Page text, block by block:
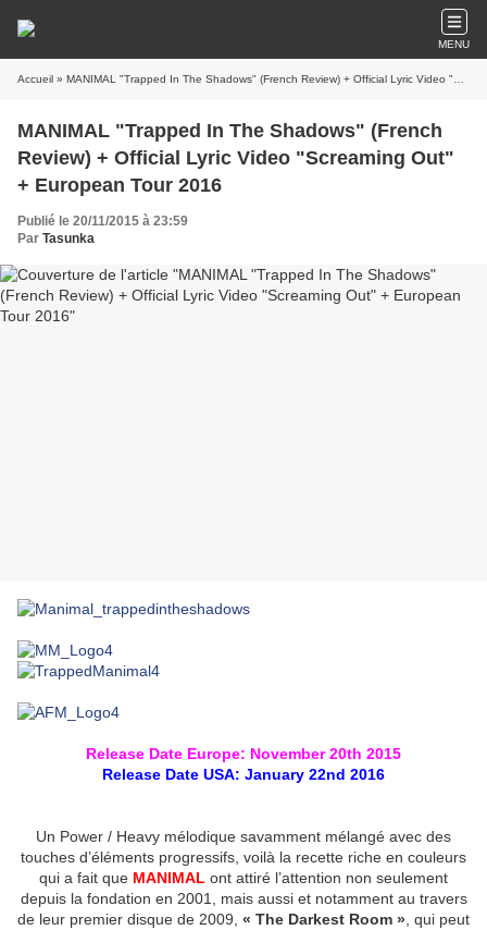
MENU
Accueil » MANIMAL "Trapped In The Shadows" (French Review) + Official Lyric Video "Screaming Out" + European Tour 2016
MANIMAL "Trapped In The Shadows" (French
Review) + Official Lyric Video "Screaming Out"
+ European Tour 2016
Publié le 20/11/2015 à 23:59
Par Tasunka
Release Date Europe: November 20th 2015
Release Date USA: January 22nd 2016
Un Power / Heavy mélodique savamment mélangé avec des
touches d’éléments progressifs, voilà la recette riche en couleurs
qui a fait que MANIMAL ont attiré l’attention non seulement
depuis la fondation en 2001, mais aussi et notamment au travers
de leur premier disque de 2009, « The Darkest Room » , qui peut